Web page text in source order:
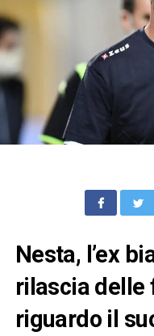
Nesta, l’ex
rilascia
riguardo il